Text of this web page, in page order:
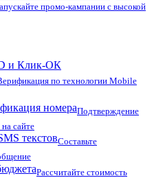
промо-кампании с высокой
и Клик-ОК
по технологии Mobile
номераПодтверждение
сайте
текстовСоставьте
Рассчитайте стоимость